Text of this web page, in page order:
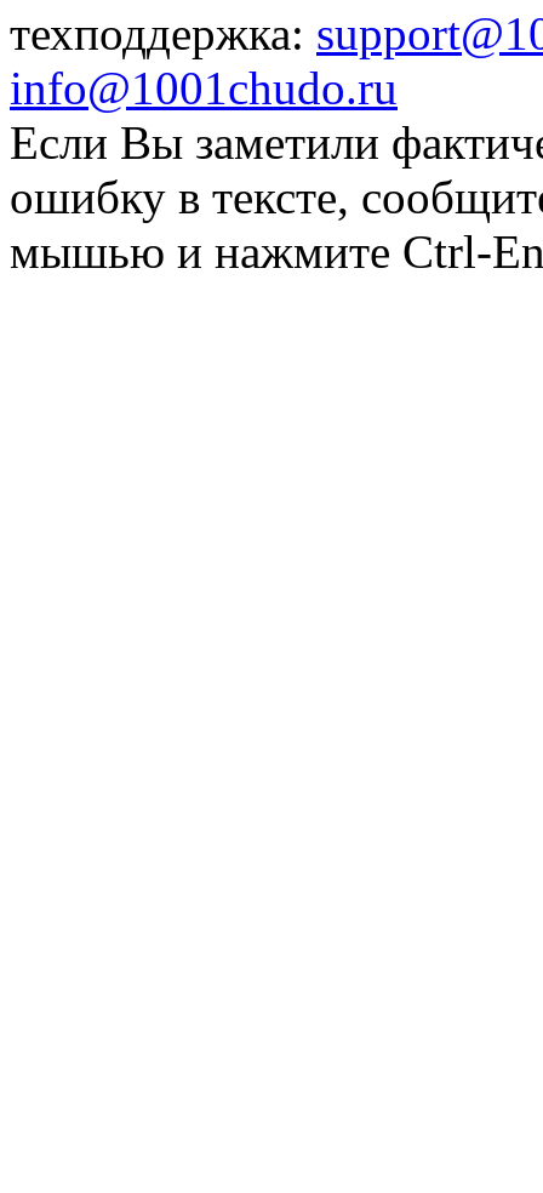
техподдержка:
info@1001chudo.ru
Если Вы заметили
ошибку в тексте,
мышью и нажмите Ctrl-